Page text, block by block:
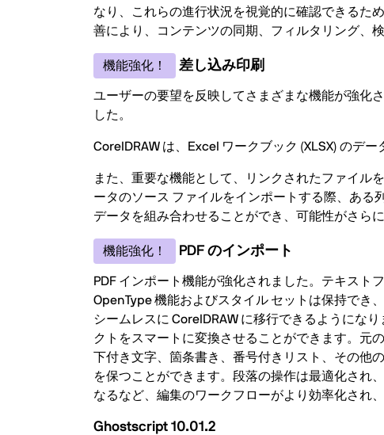
なり、これらの進行状況を視覚的に確認できるた
善により、コンテンツの同期、フィルタリング、
機能強化！ 差し込み印刷
ユーザーの要望を反映してさまざまな機能が強化
した。
CorelDRAW は、Excel ワークブック (XLSX) のデ
また、重要な機能として、リンクされたファイル
ータのソース ファイルをインポートする際、あ
データを組み合わせることができ、可能性がさらに
機能強化！ PDF のインポート
PDF インポート機能が強化されました。テキスト
OpenType 機能およびスタイル セットは保持でき
シームレスに CorelDRAW に移行できるようにな
クトをスマートに変換させることができます。元
下付き文字、箇条書き、番号付きリスト、その
を保つことができます。段落の操作は最適化され
なるなど、編集のワークフローがより効率化され
Ghostscript 10.01.2